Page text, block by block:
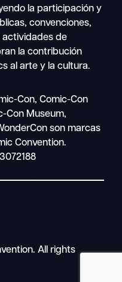
Navegación
móvil
Buscar
la participación y
convenciones,
actividades de
la contribución
al arte y la cultura.
Con, Comic-Con
Con Museum,
son marcas
Convention.
All rights